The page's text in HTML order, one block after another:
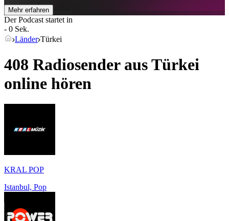
Mehr erfahren
Der Podcast startet in
- 0 Sek.
Länder Türkei
408 Radiosender ausTürkei
online hören
KRAL POP
Istanbul, Pop